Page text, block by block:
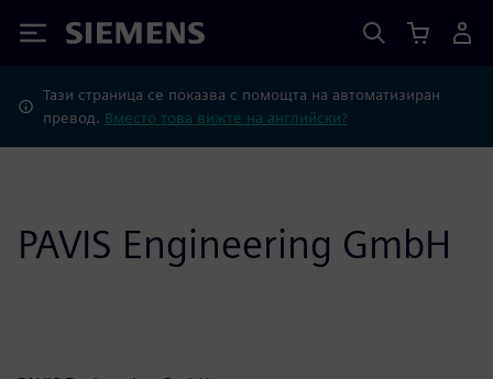
Siemens
Тази страница се показва с помощта на автоматизиран
превод. Вместо това вижте на английски?
PAVIS Engineering GmbH